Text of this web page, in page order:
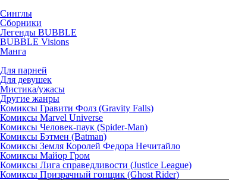
Синглы
Сборники
Легенды BUBBLE
BUBBLE Visions
Манга
Для парней
Для девушек
Мистика/ужасы
Другие жанры
Комиксы Гравити Фолз (Gravity Falls)
Комиксы Marvel Universe
Комиксы Человек-паук (Spider-Man)
Комиксы Бэтмен (Batman)
Комиксы Земля Королей Федора Нечитайло
Комиксы Майор Гром
Комиксы Лига справедливости (Justice League)
Комиксы Призрачный гонщик (Ghost Rider)